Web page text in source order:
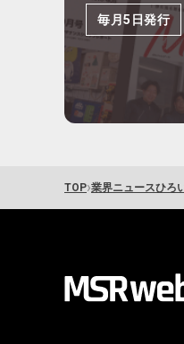
毎月5日発行
TOP›業界ニュースひろ